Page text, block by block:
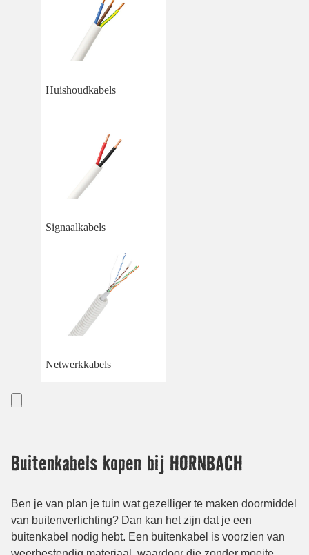
Huishoudkabels
Signaalkabels
Netwerkkabels